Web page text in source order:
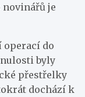
novinářů je
do
byly
přestřelky
dochází k